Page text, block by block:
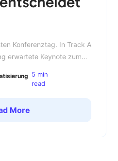
Konferenztag. In Track A
erwartete Keynote zum
den viele Teilnehmende
5 min
read
More